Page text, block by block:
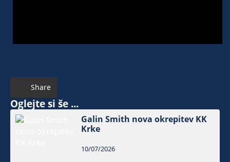
Share
Oglejte si še ...
Galin Smith nova okrepitev KK
Krke
10/07/2026